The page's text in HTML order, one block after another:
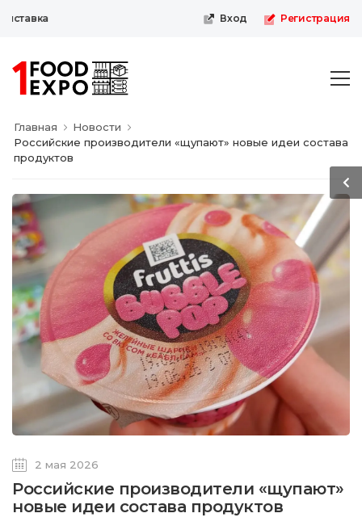
Вход Регистрация
Главная
Новости
Российские производители «щупают» новые идеи состава
продуктов
2 мая 2026
Российские производители «щупают»
новые идеи состава продуктов